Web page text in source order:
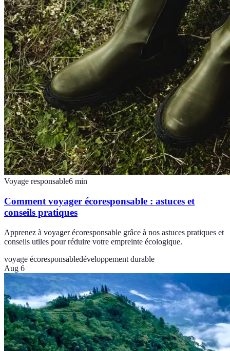
Voyage responsable6 min
Comment voyager écoresponsable : astuces et
conseils pratiques
Apprenez à voyager écoresponsable grâce à nos astuces pratiques et
conseils utiles pour réduire votre empreinte écologique.
voyage écoresponsabledéveloppement durable
Aug 6